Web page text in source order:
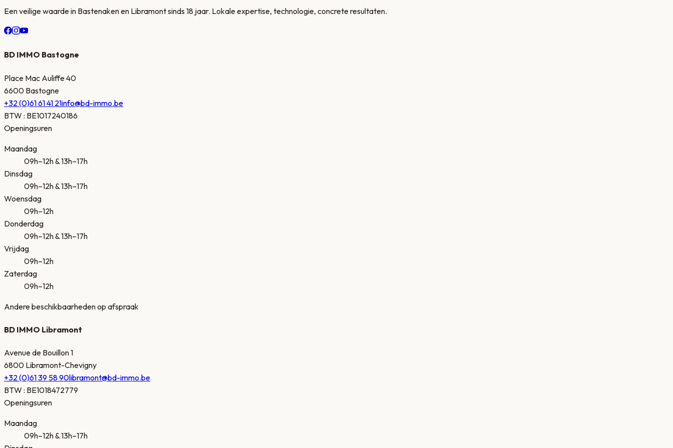
Een veilige waarde in Bastenaken en Libramont sinds 18 jaar. Lokale expertise, technologie, concrete resultaten.
BD IMMO Bastogne
Place Mac Auliffe 40
6600 Bastogne
+32 (0)61 61 41 21info@bd-immo.be
BTW : BE1017240186
Openingsuren
Maandag
09h–12h & 13h–17h
Dinsdag
09h–12h & 13h–17h
Woensdag
09h–12h
Donderdag
09h–12h & 13h–17h
Vrijdag
09h–12h
Zaterdag
09h–12h
Andere beschikbaarheden op afspraak
BD IMMO Libramont
Avenue de Bouillon 1
6800 Libramont-Chevigny
+32 (0)61 39 58 90libramont@bd-immo.be
BTW : BE1018472779
Openingsuren
Maandag
09h–12h & 13h–17h